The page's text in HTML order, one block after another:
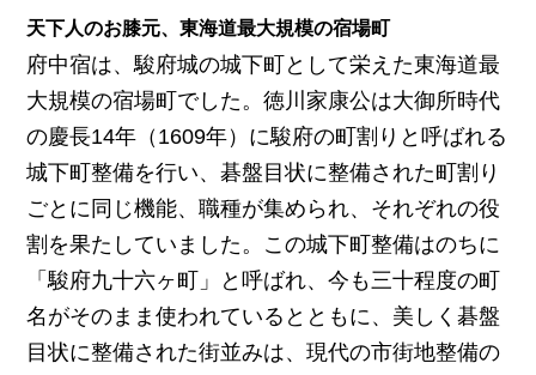
天下人のお膝元、東海道最大規模の宿場町
府中宿は、駿府城の城下町として栄えた東海道最
大規模の宿場町でした。徳川家康公は大御所時代
の慶長14年（1609年）に駿府の町割りと呼ばれる
城下町整備を行い、碁盤目状に整備された町割り
ごとに同じ機能、職種が集められ、それぞれの役
割を果たしていました。この城下町整備はのちに
「駿府九十六ヶ町」と呼ばれ、今も三十程度の町
名がそのまま使われているとともに、美しく碁盤
目状に整備された街並みは、現代の市街地整備の